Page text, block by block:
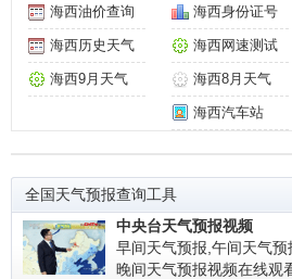
海西身份证号
海西油价查询
海西网速测试
海西历史天气
海西8月天气
海西9月天气
海西汽车站
全国天气预报查询工具
中央台天气预报视频
早间天气预报,午间天气预
晚间天气预报视频在线观